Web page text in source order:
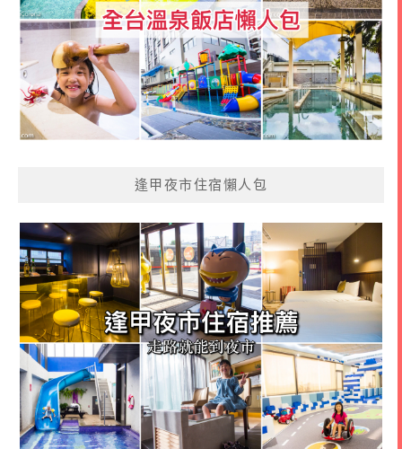
逢甲夜市住宿懶人包